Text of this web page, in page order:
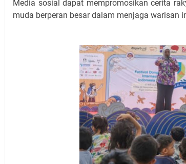
Media sosial dapat mempromosikan cerita
muda berperan besar dalam menjaga warisan